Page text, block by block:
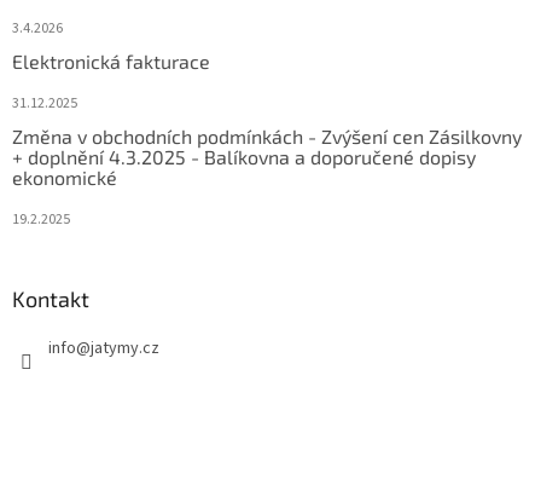
3.4.2026
Elektronická fakturace
31.12.2025
Změna v obchodních podmínkách - Zvýšení cen Zásilkovny
+ doplnění 4.3.2025 - Balíkovna a doporučené dopisy
ekonomické
19.2.2025
Kontakt
info@jatymy.cz